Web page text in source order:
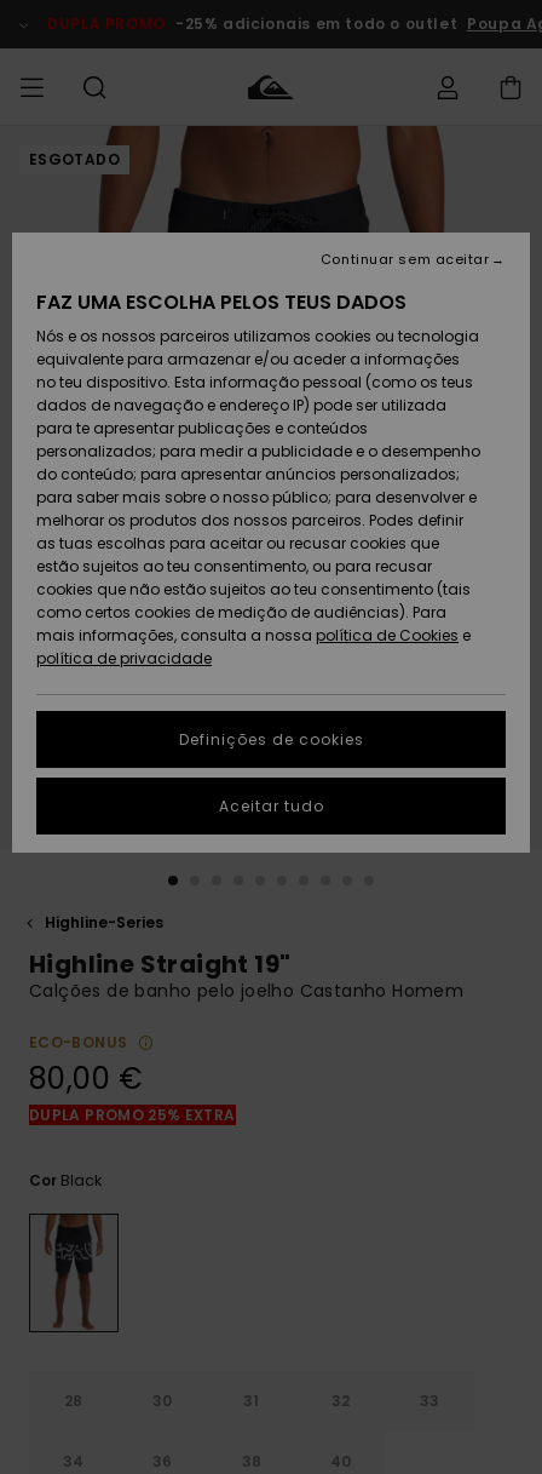
do
DUPLA PROMO -25% adicionais em todo o outlet Poupa
HOMEM
Calçado e
chinelos
Surfe/água
Snow
Artigos
recém-
chegados
Coleções
MENINO
Calçado e
chinelos
Surfe/água
Neve
Artigos
recém-
chegados
Highlights
MULHER
chegados
Highlights
Snow
SURF
Homem
Crianças
Highlights
Community
SNOW
Neve
Homem
Artigos
Criança
Snow Shop
Feminino
Highlights
Community
DUPLA
PROMO
Homem
Criança
Outlet
Mulher
AJUDA
Devoluções
Pagamento
Cartão
presente
Quiksilver
Freedom
Protecção de
dados
Guia de
tamanhos
conversa para
obteres a
resposta mais
conversa
Encontra
frequentes e o
SUSTAINABILITY
PRESENTE
DESEJO
ESGOTADO
Highline-Series
Highline Straight 19"
Calções de banho pelo joelho Castanho Homem
ECO-BONUS
80,00 €
DUPLA PROMO 25% EXTRA
Cor Black
28 30 31 32 33
34 36 38 40
FAZ UMA ESCOLHA PELOS TEUS DADOS
Nós e os nossos parceiros utilizamos cookies ou tecnologia
equivalente para armazenar e/ou aceder a informações
no teu dispositivo. Esta informação pessoal (como os teus
dados de navegação e endereço IP) pode ser utilizada
para te apresentar publicações e conteúdos
personalizados; para medir a publicidade e o desempenho
do conteúdo; para apresentar anúncios personalizados;
para saber mais sobre o nosso público; para desenvolver e
melhorar os produtos dos nossos parceiros. Podes definir
as tuas escolhas para aceitar ou recusar cookies que
estão sujeitos ao teu consentimento, ou para recusar
cookies que não estão sujeitos ao teu consentimento (tais
como certos cookies de medição de audiências). Para
mais informações, consulta a nossa política de Cookies e
política de privacidade
Definições de cookies
Continuar sem aceitar
Aceitar tudo